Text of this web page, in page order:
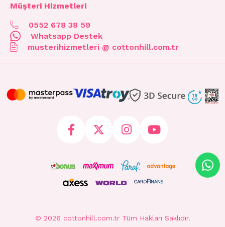
Müşteri Hizmetleri
0552 678 38 59
Whatsapp Destek
musterihizmetleri @ cottonhill.com.tr
© 2026 cottonhill.com.tr Tüm Hakları Saklıdır.